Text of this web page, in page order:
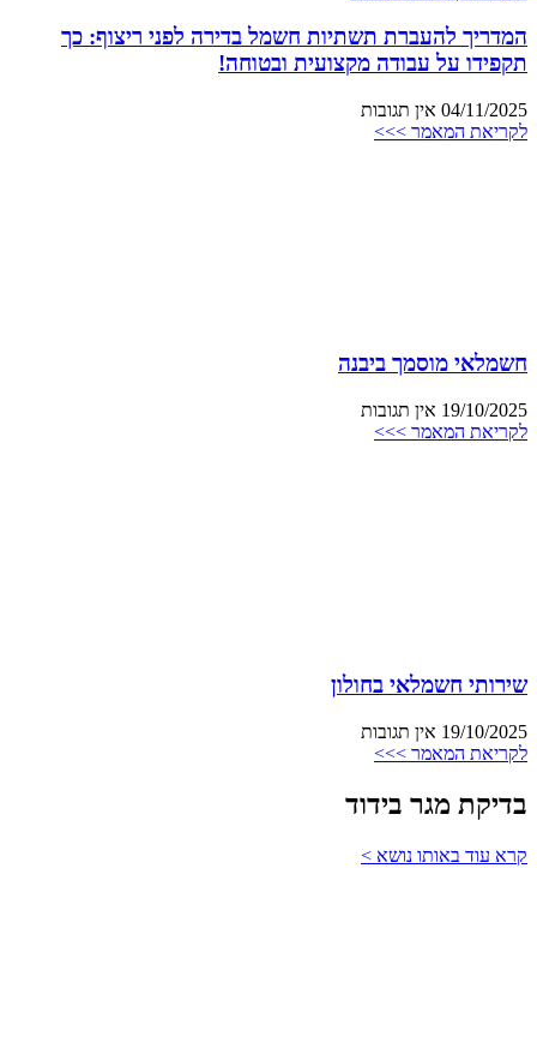
המדריך להעברת תשתיות חשמל בדירה לפני ריצוף: כך
תקפידו על עבודה מקצועית ובטוחה!
04/11/2025 אין תגובות
לקריאת המאמר >>>
חשמלאי מוסמך ביבנה
19/10/2025 אין תגובות
לקריאת המאמר >>>
שירותי חשמלאי בחולון
19/10/2025 אין תגובות
לקריאת המאמר >>>
בדיקת מגר בידוד
קרא עוד באותו נושא >